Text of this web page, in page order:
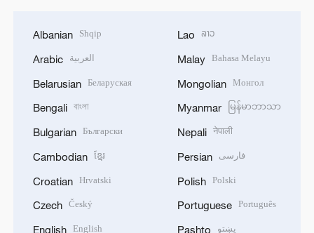
Albanian Shqip
Arabic العربية
Belarusian Беларуская
Bengali বাংলা
Bulgarian Български
Cambodian ខ្មែរ
Croatian Hrvatski
Czech Český
English English
Lao ລາວ
Malay Bahasa Melayu
Mongolian Монгол
Myanmar မြန်မာဘာသာ
Nepali नेपाली
Persian فارسی
Polish Polski
Portuguese Português
Pashto پښتو